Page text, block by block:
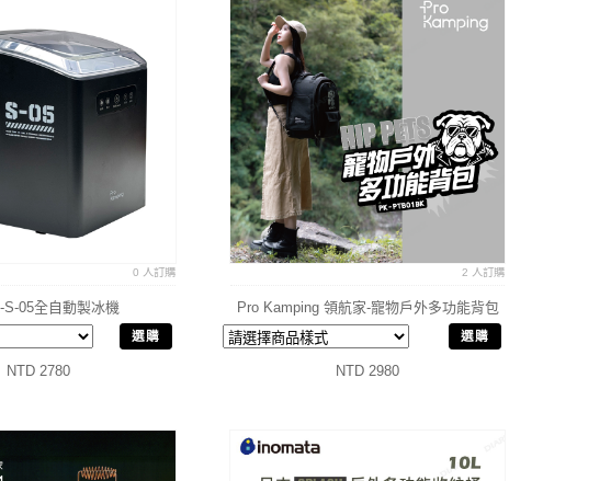
0 人訂購
S-05全自動製冰機
選購
NTD 2780
2 人訂購
Pro Kamping 領航家-寵物戶外多功能背包
帳篷 手拉箱 手拉車
選購
NTD 2980